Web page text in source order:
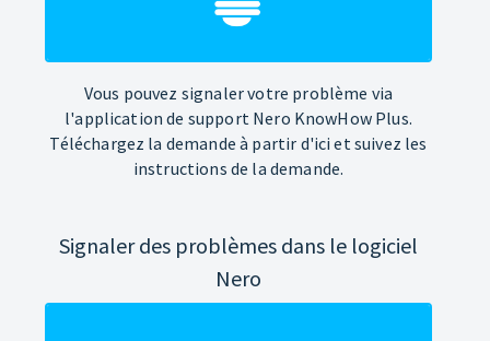
Vous pouvez signaler votre problème via
l'application de support Nero KnowHow Plus.
Téléchargez la demande à partir d'ici et suivez les
instructions de la demande.
Signaler des problèmes dans le logiciel
Nero